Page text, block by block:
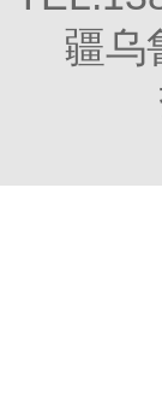
疆乌